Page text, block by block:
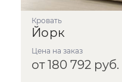
Кровать
Йорк
Цена на заказ
от 180 792 руб.